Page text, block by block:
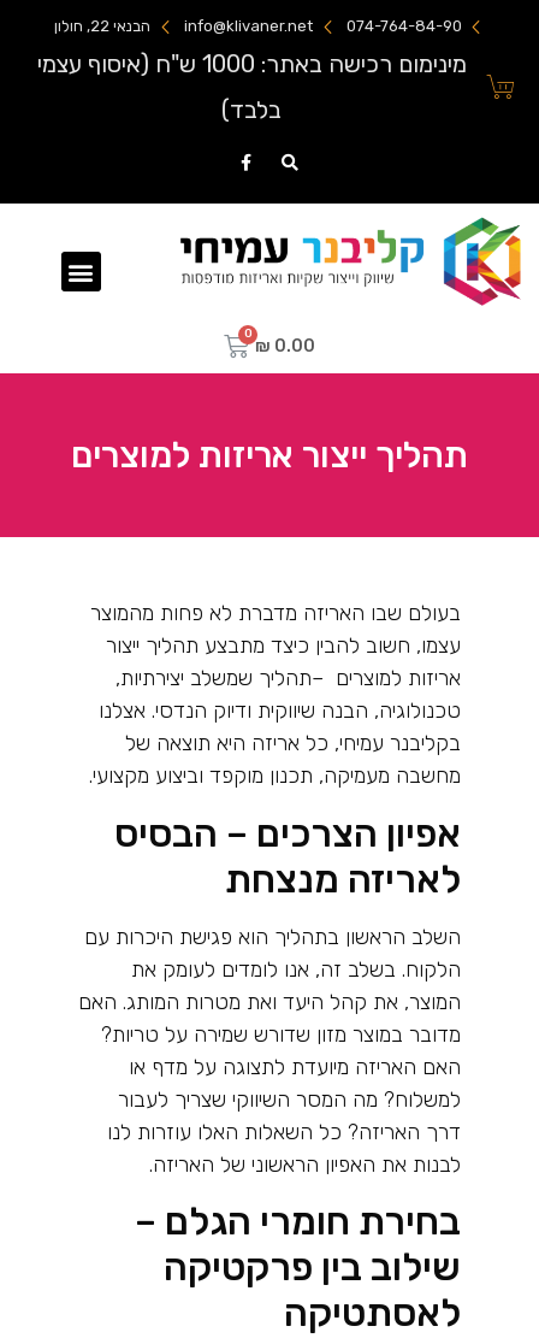
074-764-84-90
info@klivaner.net הבנאי 22, חולון
מינימום רכישה באתר: 1000 ש"ח (איסוף עצמי
בלבד)
₪ 0.00
תהליך ייצור אריזות למוצרים
בעולם שבו האריזה מדברת לא פחות מהמוצר
עצמו, חשוב להבין כיצד מתבצע תהליך ייצור
אריזות למוצרים –תהליך שמשלב יצירתיות,
טכנולוגיה, הבנה שיווקית ודיוק הנדסי. אצלנו
בקליבנר עמיחי, כל אריזה היא תוצאה של
מחשבה מעמיקה, תכנון מוקפד וביצוע מקצועי.
אפיון הצרכים – הבסיס
לאריזה מנצחת
השלב הראשון בתהליך הוא פגישת היכרות עם
הלקוח. בשלב זה, אנו לומדים לעומק את
המוצר, את קהל היעד ואת מטרות המותג. האם
מדובר במוצר מזון שדורש שמירה על טריות?
האם האריזה מיועדת לתצוגה על מדף או
למשלוח? מה המסר השיווקי שצריך לעבור
דרך האריזה? כל השאלות האלו עוזרות לנו
לבנות את האפיון הראשוני של האריזה.
בחירת חומרי הגלם –
שילוב בין פרקטיקה
לאסתטיקה